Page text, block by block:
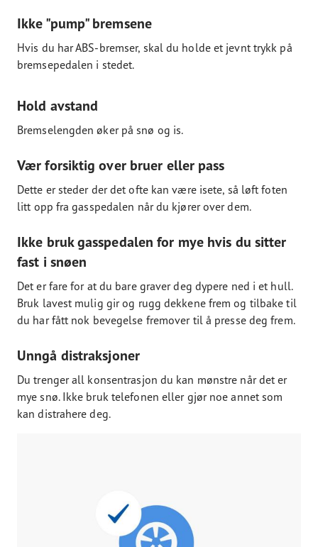
Ikke "pump" bremsene
Hvis du har ABS-bremser, skal du holde et jevnt trykk på
bremsepedalen i stedet.
Hold avstand
Bremselengden øker på snø og is.
Vær forsiktig over bruer eller pass
Dette er steder der det ofte kan være isete, så løft foten
litt opp fra gasspedalen når du kjører over dem.
Ikke bruk gasspedalen for mye hvis du sitter
fast i snøen
Det er fare for at du bare graver deg dypere ned i et hull.
Bruk lavest mulig gir og rugg dekkene frem og tilbake til
du har fått nok bevegelse fremover til å presse deg frem.
Unngå distraksjoner
Du trenger all konsentrasjon du kan mønstre når det er
mye snø. Ikke bruk telefonen eller gjør noe annet som
kan distrahere deg.